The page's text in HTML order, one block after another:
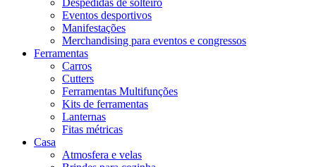
Eventos desportivos
Manifestações
Merchandising para eventos e congressos
Ferramentas
Carros
Cutters
Ferramentas Multifunções
Kits de ferramentas
Lanternas
Fitas métricas
Casa
Atmosfera e velas